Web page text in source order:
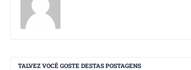
TALVEZ VOCÊ GOSTE DESTAS POSTAGENS